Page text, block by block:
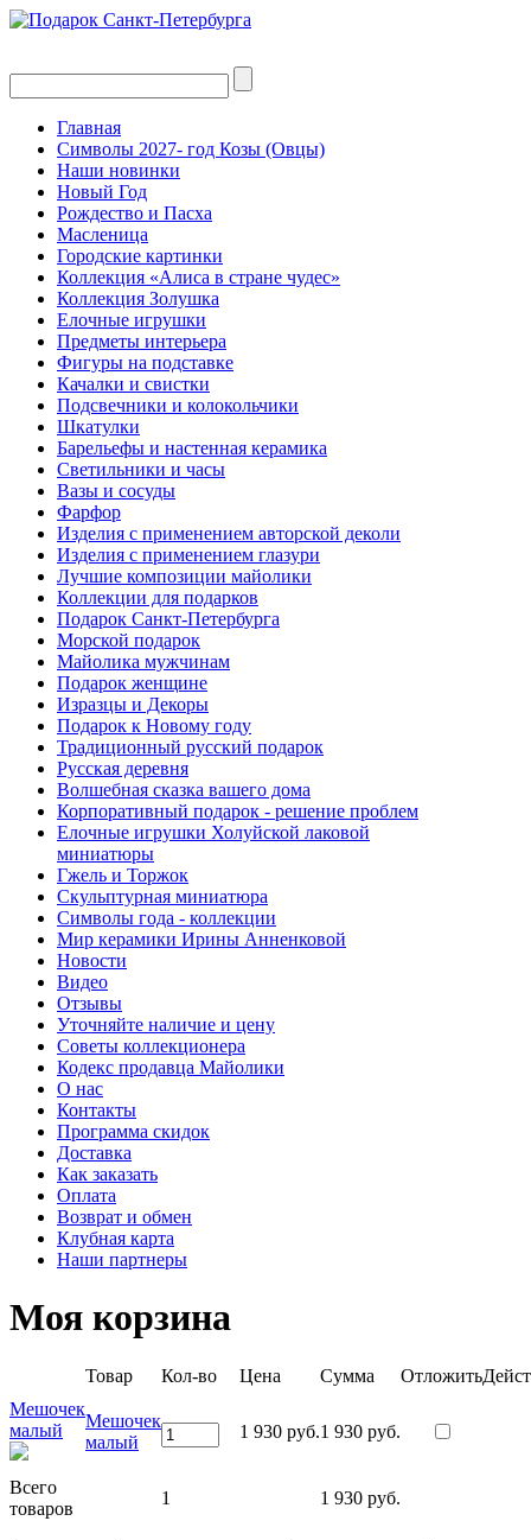
Главная
Символы 2027- год Козы (Овцы)
Наши новинки
Новый Год
Рождество и Пасха
Масленица
Городские картинки
Коллекция «Алиса в стране чудес»
Коллекция Золушка
Елочные игрушки
Предметы интерьера
Фигуры на подставке
Качалки и свистки
Подсвечники и колокольчики
Шкатулки
Барельефы и настенная керамика
Светильники и часы
Вазы и сосуды
Фарфор
Изделия с применением авторской деколи
Изделия с применением глазури
Лучшие композиции майолики
Коллекции для подарков
Подарок Санкт-Петербурга
Морской подарок
Майолика мужчинам
Подарок женщине
Изразцы и Декоры
Подарок к Новому году
Традиционный русский подарок
Русская деревня
Волшебная сказка вашего дома
Корпоративный подарок - решение проблем
Елочные игрушки Холуйской лаковой
миниатюры
Гжель и Торжок
Скульптурная миниатюра
Символы года - коллекции
Мир керамики Ирины Анненковой
Новости
Видео
Отзывы
Уточняйте наличие и цену
Советы коллекционера
Кодекс продавца Майолики
О нас
Контакты
Программа скидок
Доставка
Как заказать
Оплата
Возврат и обмен
Клубная карта
Наши партнеры
Моя корзина
Товар Кол-во Цена Сумма Отложить
Мешочек
малый
Мешочек
малый
1 930 руб.1 930 руб.
Всего
товаров
1 1 930 руб.